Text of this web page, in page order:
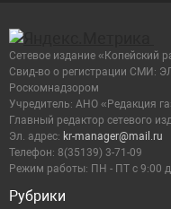
Рубрики
Сетевое издание «Копейский
Cвид-во о регистрации СМИ:
Роскомнадзором
Учредитель: АНО «Редакция
Главный редактор сетевого
Эл. адрес: kr-manager@mail.ru
Телефон: 8(35139) 3-71-09
Режим работы: ПН - ПТ с 9:00